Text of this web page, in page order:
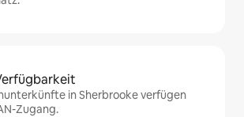
in Sherbrooke verfügen
Zugang.